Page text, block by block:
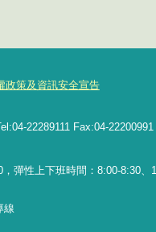
政策及資訊安全宣告
22289111 Fax:04-22200991
彈性上下班時間：8:00-8:30、
線